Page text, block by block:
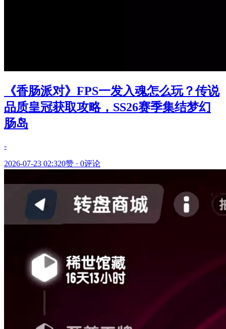
《香肠派对》FPS一发入魂怎么玩？传说
品质皇冠获取攻略，SS26赛季集结梦幻
肠岛
-
2026-07-23 02:320赞 · 0评论